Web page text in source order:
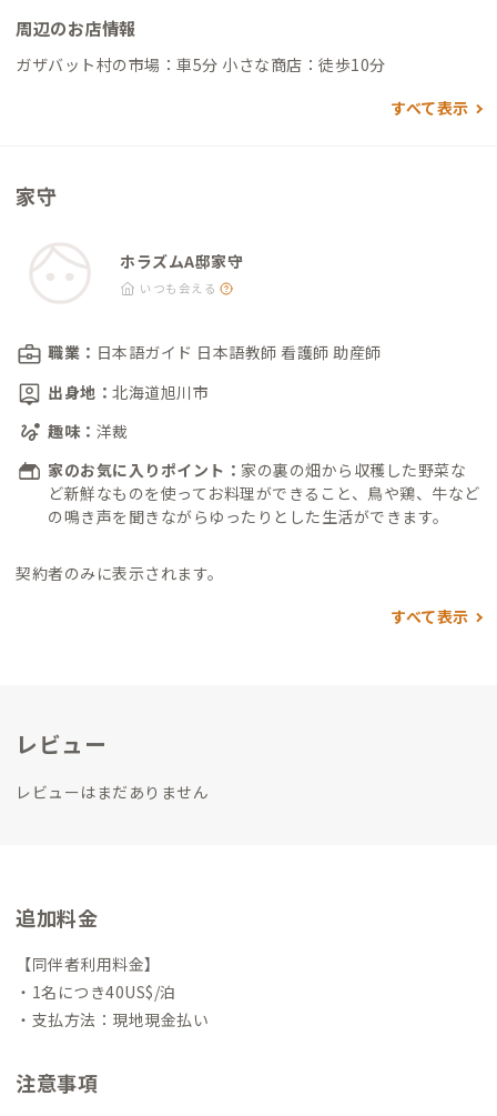
周辺のお店情報
ガザバット村の市場：車5分 小さな商店：徒歩10分
すべて表示
家守
ホラズムA邸家守
いつも会える
職業： 日本語ガイド 日本語教師 看護師 助産師
出身地： 北海道旭川市
趣味： 洋裁
家のお気に入りポイント： 家の裏の畑から収穫した野菜な
ど新鮮なものを使ってお料理ができること、鳥や鶏、牛など
の鳴き声を聞きながらゆったりとした生活ができます。
契約者のみに表示されます。
すべて表示
レビュー
レビューはまだありません
追加料金
【同伴者利用料金】
・1名につき40US$/泊
・支払方法：現地現金払い
注意事項